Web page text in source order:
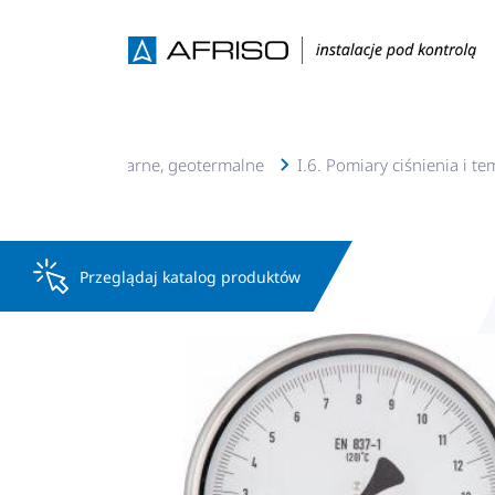
c.o., c.w.u, solarne, geotermalne I.6. Pomiary ciśnienia i
Przeglądaj katalog produktów